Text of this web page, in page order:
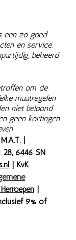
een zo goed
en service.
beheerd
om de
maatregelen
niet beloond
geen kortingen
|
28, 6446 SN
| KvK
|
9% of